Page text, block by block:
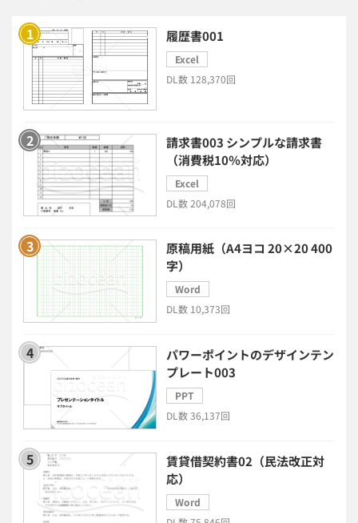
チャットボットツール
セキュリティシステム
安否確認(総務)システム 経費精算システム
日程調整システム 日報アプリ
BIツール CTIシステム
SFA・CRM クラウドPBX
モチベーション管理システム
リモートアクセスツール
電子請求書システム 人事評価システム
給与計算システム eラーニングシステム
履歴書001
Excel
DL数 128,370回
請求書003 シンプルな請求書
（消費税10％対応）
Excel
DL数 204,078回
原稿用紙（A4ヨコ 20×20 400
字）
Word
DL数 10,373回
パワーポイントのデザインテン
プレート003
PPT
DL数 36,137回
賃貸借契約書02（民法改正対
応）
Word